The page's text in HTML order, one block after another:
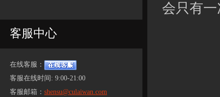
客服中心
在线客服：
客服在线时间: 9:00-21:00
客服邮箱： shensu@culaiwan.com
会只有